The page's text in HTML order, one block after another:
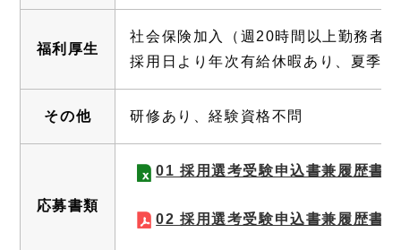
福利厚生
社会保険加入（週20時間以上勤務者）
採用日より年次有給休暇あり、夏季
その他 研修あり、経験資格不問
応募書類
01 採用選考受験申込書兼履歴書
02 採用選考受験申込書兼履歴書